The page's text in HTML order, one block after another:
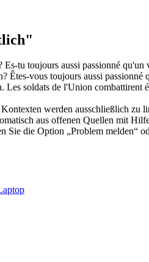
Es-tu toujours aussi passionné qu'un
Êtes-vous toujours aussi passionné
. Les soldats de l'Union combattirent
werden ausschließlich
aus offenen Quellen mit
Sie die Option „Problem melden“